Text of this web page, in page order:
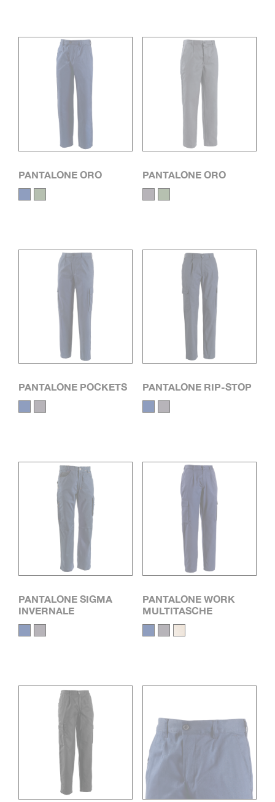
PANTALONE ORO PANTALONE ORO
PANTALONE POCKETS PANTALONE RIP-STOP
PANTALONE SIGMA
INVERNALE
PANTALONE WORK
MULTITASCHE